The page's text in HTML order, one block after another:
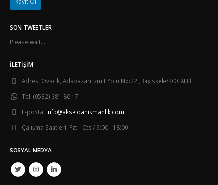
SON TWEETLER
Please wait...
İLETIŞIM
Adres: Ovacık, Adapazarı İzmit Yolu No:22,,Başiskele/KOCAELİ
Tel: (0532) 381 80 17
E-posta: info@akseldanismanlik.com
Çalışma Saatleri: Pzt - Cts / 9:00 - 18:00
SOSYAL MEDYA